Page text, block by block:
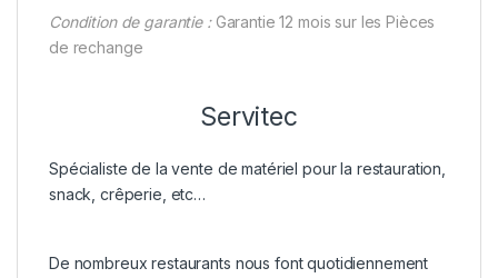
Condition de garantie :Garantie 12 mois sur les Pièces
de rechange
Servitec
Spécialiste de la vente de matériel pour la restauration,
snack, crêperie, etc…
De nombreux restaurants nous font quotidiennement